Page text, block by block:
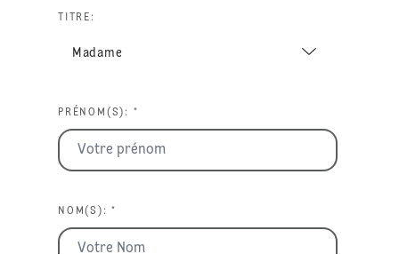
TITRE:
PRÉNOM(S): *
NOM(S): *